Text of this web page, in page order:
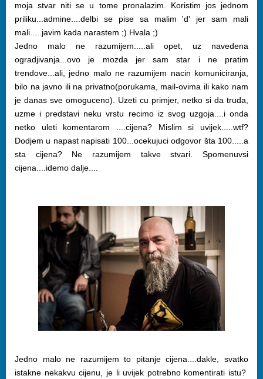
moja stvar niti se u tome pronalazim. Koristim jos jednom
priliku...admine....delbi se pise sa malim 'd' jer sam mali
mali.....javim kada narastem ;) Hvala ;)
Jedno malo ne razumijem.....ali opet, uz navedena
ogradjivanja...ovo je mozda jer sam star i ne pratim
trendove...ali, jedno malo ne razumijem nacin komuniciranja,
bilo na javno ili na privatno(porukama, mail-ovima ili kako nam
je danas sve omoguceno). Uzeti cu primjer, netko si da truda,
uzme i predstavi neku vrstu recimo iz svog uzgoja....i onda
netko uleti komentarom ....cijena? Mislim si uvijek.....wtf?
Dodjem u napast napisati 100...ocekujuci odgovor šta 100.....a
sta cijena? Ne razumijem takve stvari. Spomenuvsi
cijena....idemo dalje....
Jedno malo ne razumijem to pitanje cijena....dakle, svatko
istakne nekakvu cijenu, je li uvijek potrebno komentirati istu?